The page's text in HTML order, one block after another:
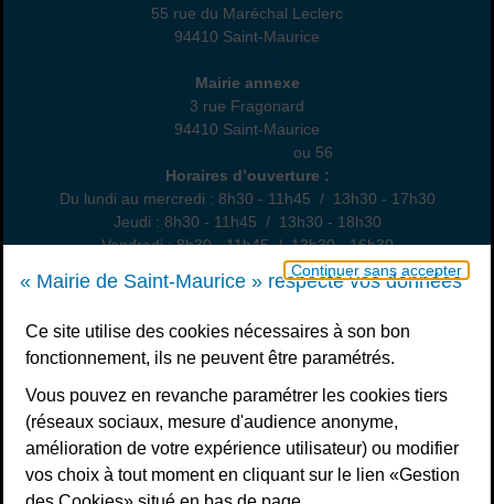
Continuer sans accepter
« Mairie de Saint-Maurice » respecte vos données
Ce site utilise des cookies nécessaires à son bon
fonctionnement, ils ne peuvent être paramétrés.
Vous pouvez en revanche paramétrer les cookies tiers
(réseaux sociaux, mesure d'audience anonyme,
amélioration de votre expérience utilisateur) ou modifier
vos choix à tout moment en cliquant sur le lien «Gestion
55 rue du Maréchal Leclerc
94410 Saint-Maurice
Annexe
Mairie annexe
3 rue Fragonard
94410 Saint-Maurice
ou 56
Horaires d’ouverture :
Du lundi au mercredi : 8h30 - 11h45 / 13h30 - 17h30
Jeudi : 8h30 - 11h45 / 13h30 - 18h30
Vendredi : 8h30 - 11h45 / 13h30 - 16h30
Un samedi par mois : permanence état civil, sur rendez-vous
S’inscrire à la newsletter
Télécharger l’application
Nous suivre
Facebook
Instagram
Youtube
LinkedIn
Calaméo